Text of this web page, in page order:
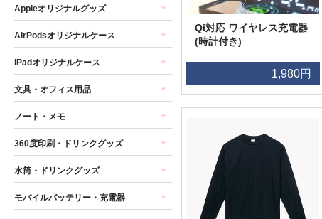
Qi対応 ワイヤレス充電器
(時計付き)
1,980円
Appleオリジナルグッズ
AirPodsオリジナルケース
iPadオリジナルケース
文具・オフィス用品
ノート・メモ
360度印刷・ドリンクグッズ
水筒・ドリンクグッズ
モバイルバッテリー・充電器